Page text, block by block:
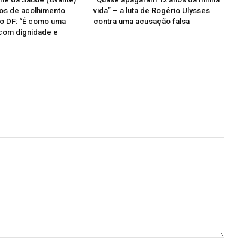
de acolhimento
DF: “É como uma
dignidade e
vida” – a luta de Rogério Ulysses
contra uma acusação falsa